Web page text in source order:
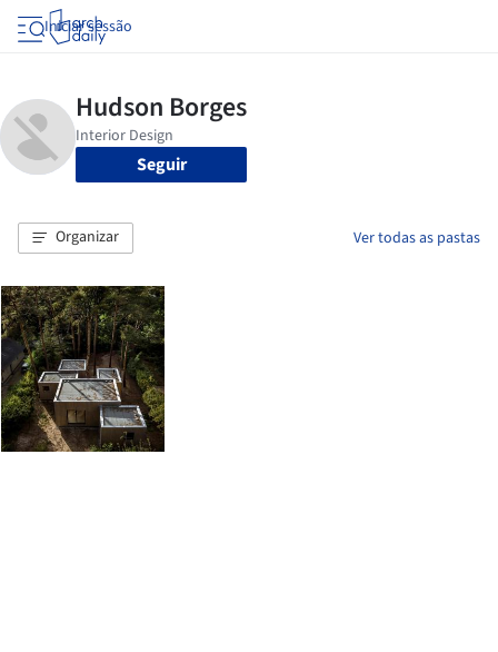
Iniciar sessão
Seguir
Organizar Ver todas as pastas